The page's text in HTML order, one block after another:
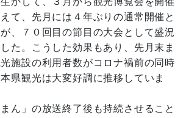
て、先月には４年ぶりの通常開催と
、７０回目の節目の大会として盛況
た。こうした効果もあり、先月末ま
施設の利用者数がコロナ禍前の同時
県観光は大変好調に推移していま
ん」の放送終了後も持続させること